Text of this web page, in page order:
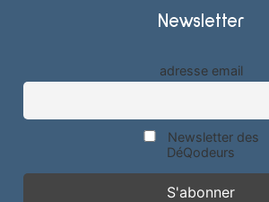
Newsletter
adresse email
Newsletter des
DéQodeurs